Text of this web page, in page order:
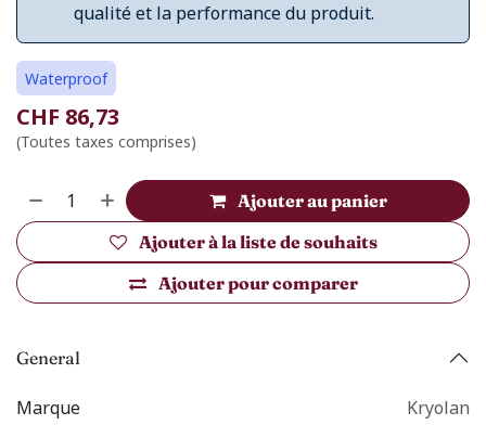
qualité et la performance du produit.
Waterproof
CHF 86,73
(Toutes taxes comprises)
Ajouter au panier
Ajouter pour comparer
Ajouter à la liste de souhaits
General
Marque Kryolan